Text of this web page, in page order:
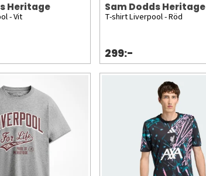
Heritage
- Vit
Sam Dodds Heritage
T-shirt Liverpool - Röd
299:-